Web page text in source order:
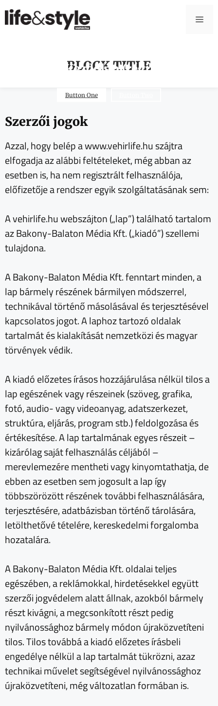
BLOCK TITLE
Kezdőlap (régi)
Button One
Szerzői jogok
Azzal, hogy belép a www.vehirlife.hu szájtra
elfogadja az alábbi feltételeket, még abban az
esetben is, ha nem regisztrált felhasználója,
előfizetője a rendszer egyik szolgáltatásának sem:
A vehirlife.hu webszájton („lap”) található tartalom
az Bakony-Balaton Média Kft. („kiadó”) szellemi
tulajdona.
A Bakony-Balaton Média Kft. fenntart minden, a
lap bármely részének bármilyen módszerrel,
technikával történő másolásával és terjesztésével
kapcsolatos jogot. A laphoz tartozó oldalak
tartalmát és kialakítását nemzetközi és magyar
törvények védik.
A kiadó előzetes írásos hozzájárulása nélkül tilos a
lap egészének vagy részeinek (szöveg, grafika,
fotó, audio- vagy videoanyag, adatszerkezet,
struktúra, eljárás, program stb.) feldolgozása és
értékesítése. A lap tartalmának egyes részeit –
kizárólag saját felhasználás céljából –
merevlemezére mentheti vagy kinyomtathatja, de
ebben az esetben sem jogosult a lap így
többszörözött részének további felhasználására,
terjesztésére, adatbázisban történő tárolására,
letölthetővé tételére, kereskedelmi forgalomba
hozatalára.
A Bakony-Balaton Média Kft. oldalai teljes
egészében, a reklámokkal, hirdetésekkel együtt
szerzői jogvédelem alatt állnak, azokból bármely
részt kivágni, a megcsonkított részt pedig
nyilvánossághoz bármely módon újraközvetíteni
tilos. Tilos továbbá a kiadó előzetes írásbeli
engedélye nélkül a lap tartalmát tükrözni, azaz
technikai művelet segítségével nyilvánossághoz
újraközvetíteni, még változatlan formában is.